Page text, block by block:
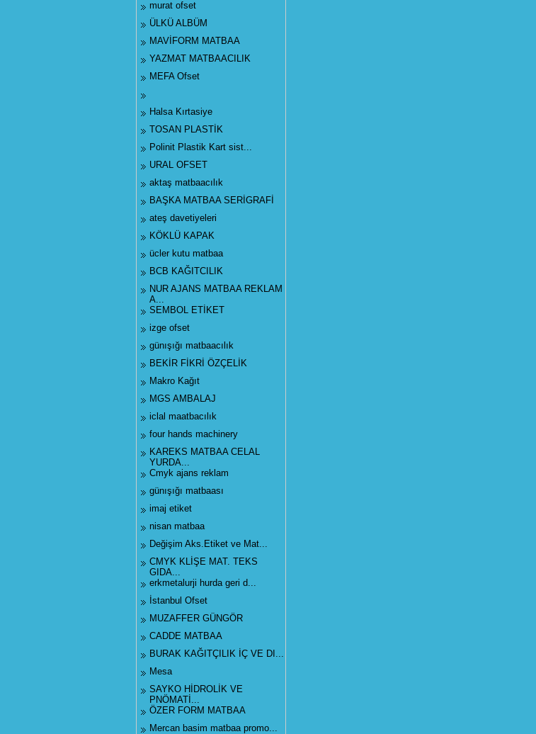
murat ofset
ÜLKÜ ALBÜM
MAVİFORM MATBAA
YAZMAT MATBAACILIK
MEFA Ofset
Halsa Kırtasiye
TOSAN PLASTİK
Polinit Plastik Kart sist...
URAL OFSET
aktaş matbaacılık
BAŞKA MATBAA SERİGRAFİ
ateş davetiyeleri
KÖKLÜ KAPAK
ücler kutu matbaa
BCB KAĞITCILIK
NUR AJANS MATBAA REKLAM
A...
SEMBOL ETİKET
izge ofset
günışığı matbaacılık
BEKİR FİKRİ ÖZÇELİK
Makro Kağıt
MGS AMBALAJ
iclal maatbacılık
four hands machinery
KAREKS MATBAA CELAL
YURDA...
Cmyk ajans reklam
günışığı matbaası
imaj etiket
nisan matbaa
Değişim Aks.Etiket ve Mat...
CMYK KLİŞE MAT. TEKS
GIDA...
erkmetalurji hurda geri d...
İstanbul Ofset
MUZAFFER GÜNGÖR
CADDE MATBAA
BURAK KAĞITÇILIK İÇ VE DI...
Mesa
SAYKO HİDROLİK VE
PNÖMATİ...
ÖZER FORM MATBAA
Mercan basim matbaa promo...